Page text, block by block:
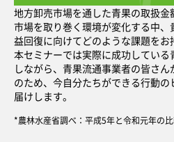
地方卸売市場を通した青果の取扱
市場を取り巻く環境が変化する中
益回復に向けてどのような課題をお
本セミナーでは実際に成功してい
しながら、青果流通事業者の皆さ
のため、今自分たちができる行動
届けします。
*農林水産省調べ：平成5年と令和元年の